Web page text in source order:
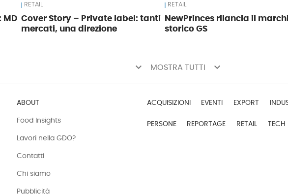
MD
RETAIL
Cover Story – Private label: tanti
mercati, una direzione
RETAIL
NewPrinces rilancia il
storico GS
keyboard_arrow_down MOSTRA TUTTI keyboard_arrow_down
ABOUT
Food Insights
Lavori nella GDO?
Contatti
Chi siamo
Pubblicità
ACQUISIZIONI EVENTI EXPORT
PERSONE REPORTAGE RETAIL TECH